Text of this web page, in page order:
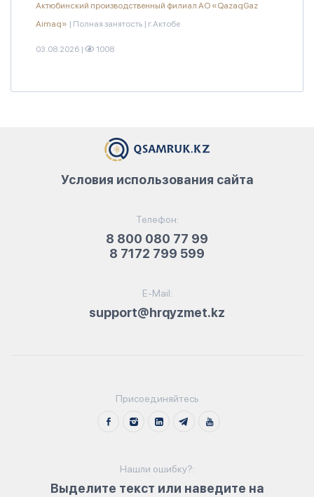
Актюбинский производственный филиал АО «QazaqGaz
Aimaq» | Полная занятость | г.Актобе
03.08.2026 | 1008
Телефон:
8 800 080 77 99
8 7172 799 599
E-Mail:
support@hrqyzmet.kz
Условия использования сайта
Присоединяйтесь
Нашли ошибку?:
Выделите текст или наведите на